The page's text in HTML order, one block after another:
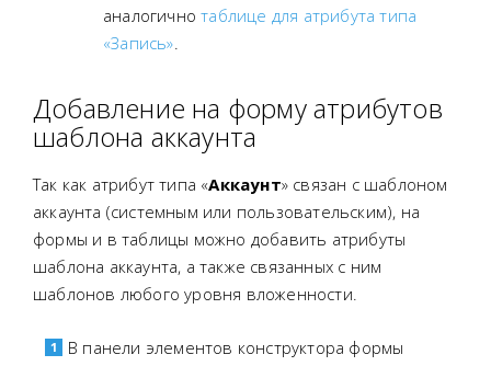
аналогичнотаблице для атрибута типа
«Запись»
Добавление на форму атрибутов
шаблона аккаунта
Так как атрибут типа «Аккаунт» связан с шаблоном
аккаунта (системным или пользовательским), на
формы и в таблицы можно добавить атрибуты
шаблона аккаунта, а также связанных с ним
шаблонов любого уровня вложенности.
В панели элементов конструктора формы